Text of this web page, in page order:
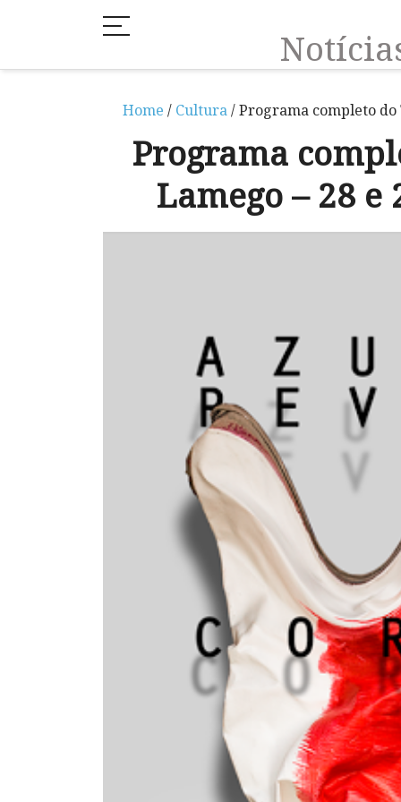
Home / Cultura/ Programa completo do
Programa
Lamego – 28 e